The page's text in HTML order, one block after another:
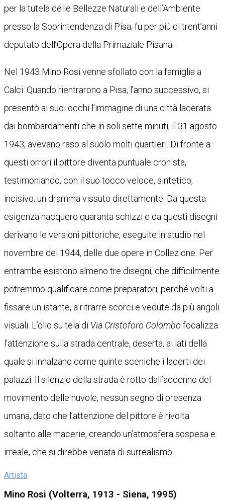
per la tutela delle Bellezze Naturali e dell’Ambiente
presso la Soprintendenza di Pisa; fu per più di trent’anni
deputato dell’Opera della Primaziale Pisana.
Nel 1943 Mino Rosi venne sfollato con la famiglia a
Calci. Quando rientrarono a Pisa, l’anno successivo, si
presentò ai suoi occhi l’immagine di una città lacerata
dai bombardamenti che in soli sette minuti, il 31 agosto
1943, avevano raso al suolo molti quartieri. Di fronte a
questi orrori il pittore diventa puntuale cronista,
testimoniando, con il suo tocco veloce, sintetico,
incisivo, un dramma vissuto direttamente. Da questa
esigenza nacquero quaranta schizzi e da questi disegni
derivano le versioni pittoriche, eseguite in studio nel
novembre del 1944, delle due opere in Collezione. Per
entrambe esistono almeno tre disegni, che difficilmente
potremmo qualificare come preparatori, perché volti a
fissare un istante, a ritrarre scorci e vedute da più angoli
visuali. L’olio su tela di Via Cristoforo Colombo focalizza
l’attenzione sulla strada centrale, deserta, ai lati della
quale si innalzano come quinte sceniche i lacerti dei
palazzi. Il silenzio della strada è rotto dall’accenno del
movimento delle nuvole, nessun segno di presenza
umana, dato che l’attenzione del pittore è rivolta
soltanto alle macerie, creando un’atmosfera sospesa e
irreale, che si direbbe venata di surrealismo.
Artista
Mino Rosi (Volterra, 1913 - Siena, 1995)